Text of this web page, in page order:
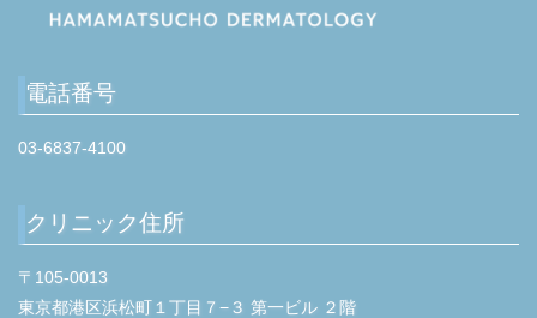
電話番号
03-6837-4100
クリニック住所
〒105-0013
東京都港区浜松町１丁目７−３ 第一ビル ２階